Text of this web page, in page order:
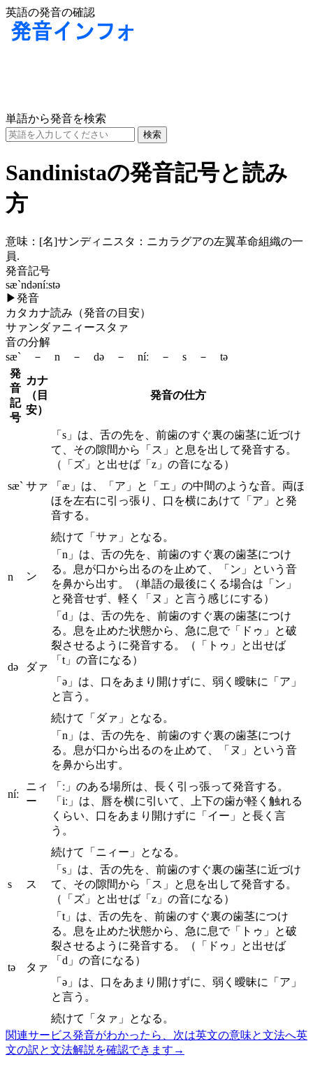
英語の発音の確認
単語から発音を検索
Sandinistaの発音記号と読み
方
意味： [名]サンディニスタ：ニカラグアの左翼革命組織の一
員.
発音記号
sæ`ndəníːstə
▶発音
カタカナ読み（発音の目安）
サァンダァニィースタァ
音の分解
sæ` － n － də － níː － s － tə
発
音
記
号
カナ
（目
安）
発音の仕方
sæ` サァ
「s」は、舌の先を、前歯のすぐ裏の歯茎に近づけ
て、その隙間から「ス」と息を出して発音する。
（「ズ」と出せば「z」の音になる）
「æ」は、「ア」と「エ」の中間のような音。両ほ
ほを左右に引っ張り、口を横にあけて「ア」と発
音する。
続けて「サァ」となる。
n ン
「n」は、舌の先を、前歯のすぐ裏の歯茎につけ
る。息が口から出るのを止めて、「ン」という音
を鼻から出す。（単語の最後にくる場合は「ン」
と発音せず、軽く「ヌ」と言う感じにする）
də ダァ
「d」は、舌の先を、前歯のすぐ裏の歯茎につけ
る。息を止めた状態から、急に息で「ドゥ」と破
裂させるように発音する。（「トゥ」と出せば
「t」の音になる）
「ə」は、口をあまり開けずに、弱く曖昧に「ア」
と言う。
続けて「ダァ」となる。
níː
ニィ
ー
「n」は、舌の先を、前歯のすぐ裏の歯茎につけ
る。息が口から出るのを止めて、「ヌ」という音
を鼻から出す。
「ː」のある場所は、長く引っ張って発音する。
「iː」は、唇を横に引いて、上下の歯が軽く触れる
くらい、口をあまり開けずに「イー」と長く言
う。
続けて「ニィー」となる。
s ス
「s」は、舌の先を、前歯のすぐ裏の歯茎に近づけ
て、その隙間から「ス」と息を出して発音する。
（「ズ」と出せば「z」の音になる）
tə タァ
「t」は、舌の先を、前歯のすぐ裏の歯茎につけ
る。息を止めた状態から、急に息で「トゥ」と破
裂させるように発音する。（「ドゥ」と出せば
「d」の音になる）
「ə」は、口をあまり開けずに、弱く曖昧に「ア」
と言う。
続けて「タァ」となる。
関連サービス発音がわかったら、次は英文の意味と文法へ英
文の訳と文法解説を確認できます →